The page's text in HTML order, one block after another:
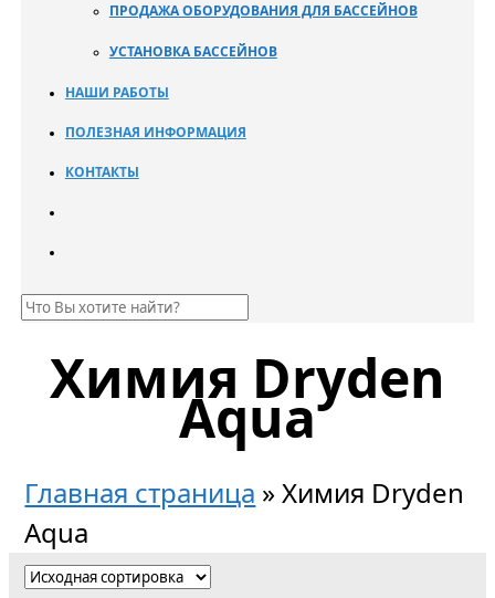
ПРОДАЖА ОБОРУДОВАНИЯ ДЛЯ БАССЕЙНОВ
УСТАНОВКА БАССЕЙНОВ
НАШИ РАБОТЫ
ПОЛЕЗНАЯ ИНФОРМАЦИЯ
КОНТАКТЫ
Химия Dryden
Aqua
Главная страница »Химия Dryden
Aqua